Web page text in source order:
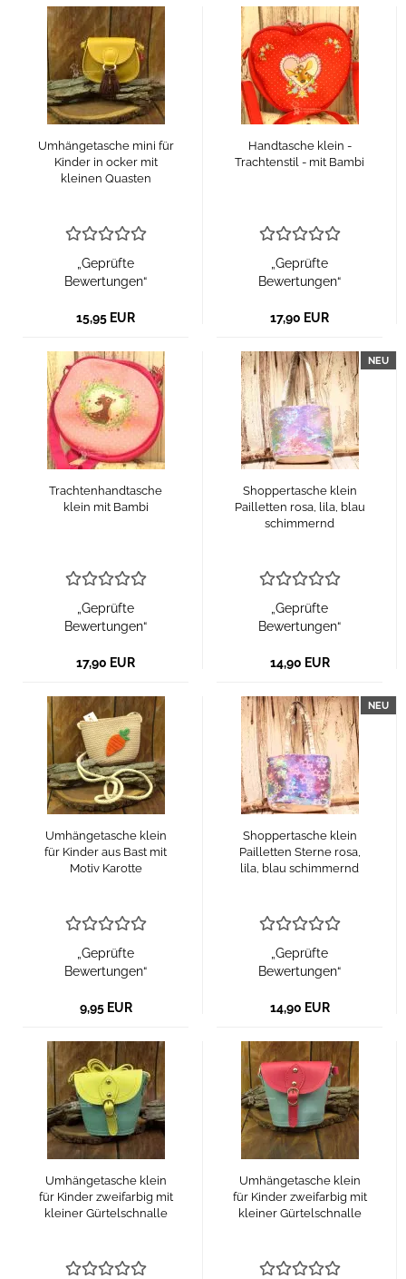
Umhängetasche mini für
Kinder in ocker mit
kleinen Quasten
„Geprüfte
Bewertungen“
15,95 EUR
Handtasche klein -
Trachtenstil - mit Bambi
„Geprüfte
Bewertungen“
17,90 EUR
Trachtenhandtasche
klein mit Bambi
„Geprüfte
Bewertungen“
17,90 EUR
NEU
Shoppertasche klein
Pailletten rosa, lila, blau
schimmernd
„Geprüfte
Bewertungen“
14,90 EUR
Umhängetasche klein
für Kinder aus Bast mit
Motiv Karotte
„Geprüfte
Bewertungen“
9,95 EUR
NEU
Shoppertasche klein
Pailletten Sterne rosa,
lila, blau schimmernd
„Geprüfte
Bewertungen“
14,90 EUR
Umhängetasche klein
für Kinder zweifarbig mit
kleiner Gürtelschnalle
Umhängetasche klein
für Kinder zweifarbig mit
kleiner Gürtelschnalle